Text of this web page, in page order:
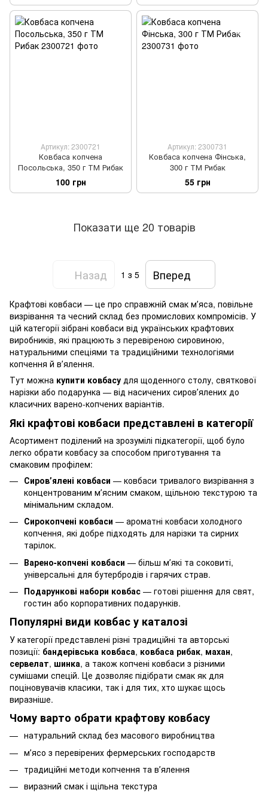
Артикул: 2300721
Ковбаса копчена
Посольська, 350 г ТМ Рибак
100 грн
Артикул: 2300731
Ковбаса копчена Фінська,
300 г ТМ Рибак
55 грн
Показати ще 20 товарів
Назад 1 з 5 Вперед
Крафтові ковбаси — це про справжній смак мʼяса, повільне
визрівання та чесний склад без промислових компромісів. У
цій категорії зібрані ковбаси від українських крафтових
виробників, які працюють з перевіреною сировиною,
натуральними спеціями та традиційними технологіями
копчення й вʼялення.
Тут можна купити ковбасу для щоденного столу, святкової
нарізки або подарунка — від насичених сировʼялених до
класичних варено-копчених варіантів.
Які крафтові ковбаси представлені в категорії
Асортимент поділений на зрозумілі підкатегорії, щоб було
легко обрати ковбасу за способом приготування та
смаковим профілем:
Сировʼялені ковбаси — ковбаси тривалого визрівання з
концентрованим мʼясним смаком, щільною текстурою та
мінімальним складом.
Сирокопчені ковбаси — ароматні ковбаси холодного
копчення, які добре підходять для нарізки та сирних
тарілок.
Варено-копчені ковбаси — більш мʼякі та соковиті,
універсальні для бутербродів і гарячих страв.
Подарункові набори ковбас — готові рішення для свят,
гостин або корпоративних подарунків.
Популярні види ковбас у каталозі
У категорії представлені різні традиційні та авторські
позиції: бандерівська ковбаса, ковбаса рибак, махан,
сервелат, шинка, а також копчені ковбаси з різними
сумішами спецій. Це дозволяє підібрати смак як для
поціновувачів класики, так і для тих, хто шукає щось
виразніше.
Чому варто обрати крафтову ковбасу
натуральний склад без масового виробництва
мʼясо з перевірених фермерських господарств
традиційні методи копчення та вʼялення
виразний смак і щільна текстура